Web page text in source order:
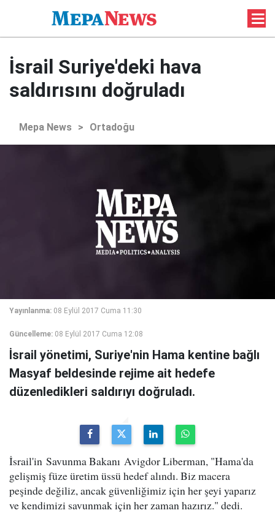
İsrail Suriye'deki hava
saldırısını doğruladı
Mepa News > Ortadoğu
Yayınlanma: 08 Eylül 2017 Cuma 11:30
Güncelleme: 08 Eylül 2017 Cuma 12:08
İsrail yönetimi, Suriye'nin Hama kentine bağlı
Masyaf beldesinde rejime ait hedefe
düzenledikleri saldırıyı doğruladı.
İsrail'in Savunma Bakanı Avigdor Liberman, "Hama'da
gelişmiş füze üretim üssü hedef alındı. Biz macera
peşinde değiliz, ancak güvenliğimiz için her şeyi yaparız
ve kendimizi savunmak için her zaman hazırız." dedi.